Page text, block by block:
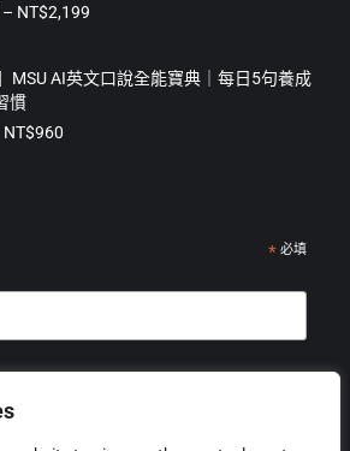
。
NT$375。
– NT$2,199
圍：
MSU AI英文口說全能寶典｜每日5句養成
慣
NT$960
* 必填